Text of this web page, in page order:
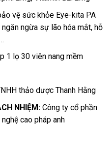
vệ sức khỏe Eye-kita PA
ngừa sự lão hóa mắt, hỗ
1 lọ 30 viên nang mềm
thảo dược Thanh Hằng
NHIỆM:Công ty cổ phần
cao pháp anh